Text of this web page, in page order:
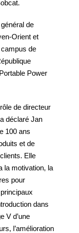
de
Orient et
campus de
Power
de directeur
déclaré Jan
100 ans
et de
Elle
la motivation, la
pour
dans
V d’une
l’amélioration